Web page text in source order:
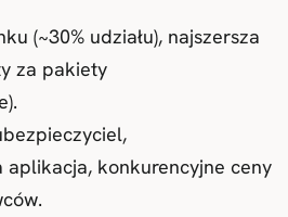
(~30% udziału), najszersza
za pakiety
aplikacja, konkurencyjne ceny